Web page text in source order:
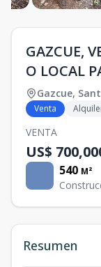
GAZCUE,
O LOCAL
Gazcue,
Venta
VENTA
US$
540 M²
Resumen